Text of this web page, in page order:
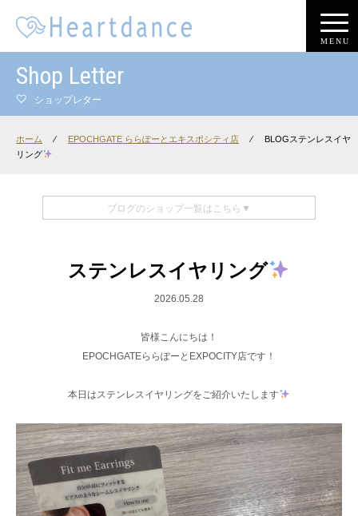
MENU
Shop Letter
ショップレター
ホーム ⁄ EPOCHGATE ららぽーとエキスポシティ店 ⁄
BLOGステンレスイヤ
リング
ブログのショップ一覧はこちら▼
ステンレスイヤリング
2026.05.28
皆様こんにちは！
EPOCHGATEららぽーとEXPOCITY店です！
本日はステンレスイヤリングをご紹介いたします